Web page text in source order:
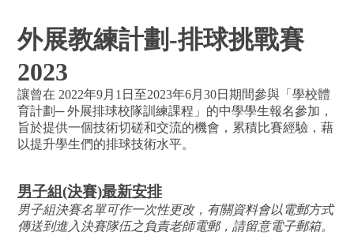
外展教練計劃-排球挑戰賽
2023
讓曾在 2022年9月1日至2023年6月30日期間參與「學校體
育計劃─ 外展排球校隊訓練課程」的中學學生報名參加，
旨於提供一個技術切磋和交流的機會，累積比賽經驗，藉
以提升學生們的排球技術水平。
男子組(決賽)最新安排
男子組決賽名單可作一次性更改，有關資料會以電郵方式
傳送到進入決賽隊伍之負責老師電郵，請留意電子郵箱。